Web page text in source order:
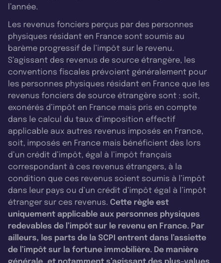
l’année.
Les revenus fonciers perçus par des personnes
physiques résidant en France sont soumis au
barème progressif de l’impôt sur le revenu.
S’agissant des revenus de source étrangère, les
conventions fiscales prévoient généralement pour
les personnes physiques résidant en France que les
revenus fonciers de source étrangère sont : soit,
exonérés d’impôt en France mais pris en compte
dans le calcul du taux d’imposition effectif
applicable aux autres revenus imposés en France,
soit, imposés en France mais bénéficient dès lors
d’un crédit d’impôt, égal à l’impôt français
correspondant à ces revenus étrangers, à la
condition que ces revenus soient soumis à l’impôt
dans leur pays ou d’un crédit d’impôt égal à l’impôt
étranger sur ces revenus. Cette règle est
uniquement applicable aux personnes physiques
redevables de l’impôt sur le revenu en France. Par
ailleurs, les parts de la SCPI entrent dans l’assiette
de l’impôt sur la fortune immobilière. De manière